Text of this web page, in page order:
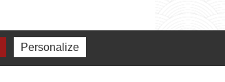
Personalize